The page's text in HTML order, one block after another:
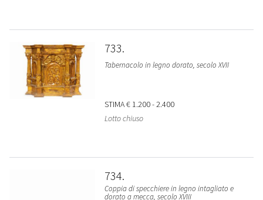
733
Tabernacolo in legno dorato, secolo XVII
STIMA€ 1.200 - 2.400
Lotto chiuso
734
Coppia di specchiere in legno intagliato e
dorato a mecca, secolo XVIII